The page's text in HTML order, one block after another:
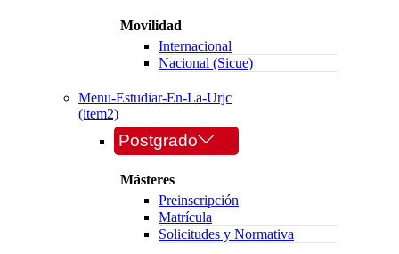
Movilidad
Internacional
Nacional (Sicue)
Menu-Estudiar-En-La-Urjc
(item2)
Postgrado
Másteres
Preinscripción
Matrícula
Solicitudes y Normativa